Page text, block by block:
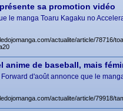
sa promotion vidéo
le manga Toaru Kagaku no
actualite/article/78716/
anime de baseball, mais
d'août annonce que le
actualite/article/79918/